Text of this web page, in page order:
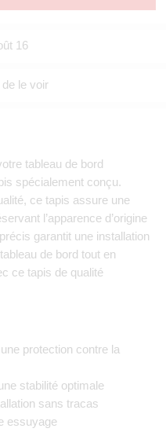
16
le voir
tableau de bord
spécialement conçu.
ce tapis assure une
l’apparence d’origine
garantit une installation
de bord tout en
ce tapis de qualité
protection contre la
stabilité optimale
sans tracas
essuyage